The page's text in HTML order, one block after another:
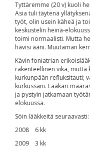
Tyttäremme (20 v) kuoli
Asia tuli täytenä
työt, olin usein käheä ja
keskustelin heinä-
toimi normaalisti. Mutta
hävisi ääni. Muutaman
Kävin foniatrian
rakenteellinen vika, mutta
kurkunpään refluksitauti;
kurkussani. Lääkäri
ja pystyin jatkamaan
elokuussa.
Söin lääkkeitä seuraavasti:
2008 6 kk
2009 3 kk